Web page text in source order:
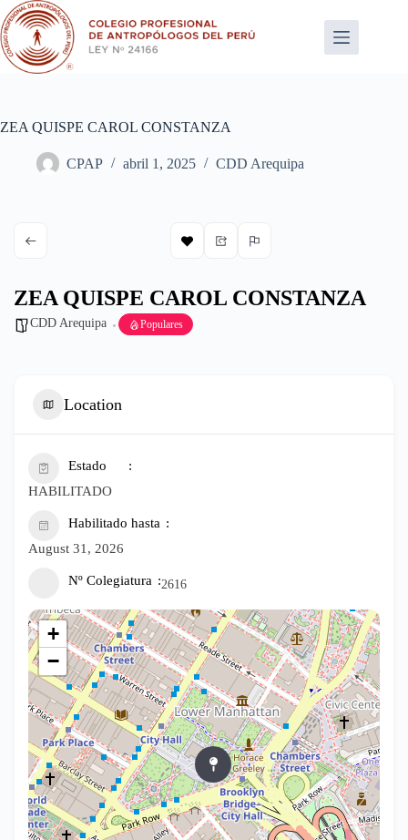
Saltar
al
contenido
ZEA QUISPE CAROL CONSTANZA
CPAP abril 1, 2025 CDD Arequipa
ZEA QUISPE CAROL CONSTANZA
CDD Arequipa Populares
Location
Estado
HABILITADO
Habilitado hasta
August 31, 2026
Nº Colegiatura 2616
+
−